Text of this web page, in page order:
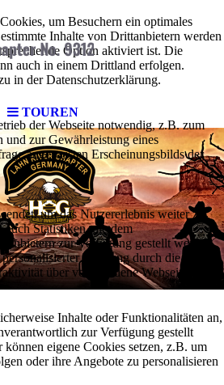
TOUREN
um Besuchern ein optimales
Inhalte von Drittanbietern werden
Option aktiviert ist. Die
auch in einem Drittland erfolgen.
in der Datenschutzerklärung.
der Webseite notwendig, z.B. zum
zur Gewährleistung eines
angepassten Erscheinungsbilds der
um das Nutzererlebnis weiter zu
Statistiken, die dem
zur Verfügung gestellt werden,
Werbung durch die
über verschiedene Webseiten.
Inhalte oder Funktionalitäten an,
zur Verfügung gestellt
eigene Cookies setzen, z.B. um
oder ihre Angebote zu personalisieren